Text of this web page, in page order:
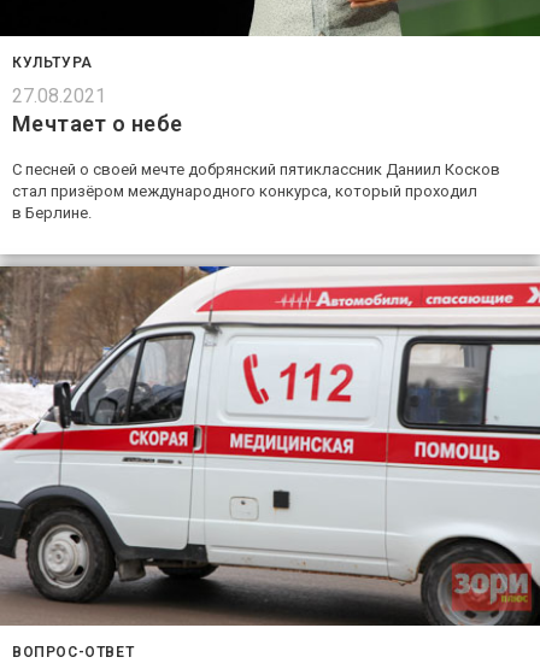
КУЛЬТУРА
27.08.2021
Мечтает о небе
С песней о своей мечте добрянский пятиклассник Даниил Косков
стал призёром международного конкурса, который проходил
в Берлине.
ВОПРОС-ОТВЕТ